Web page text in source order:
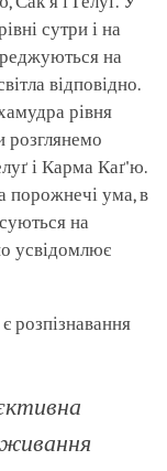
сутри і на
на
відповідно.
рівня
розглянемо
і Карма Каґ'ю.
порожнечі ума, в
на
усвідомлює
розпізнавання